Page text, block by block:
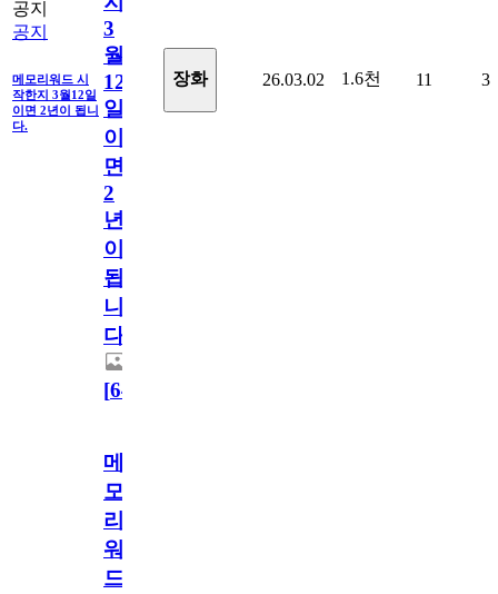
공지
공지
메모리워드 시
작한지 3월12일
이면 2년이 됩니
다.
3
월
12
일
이
면
2
년
이
됩
니
다.
[64
장화 26.03.02 1.6천 11 3
메
모
리
워
드